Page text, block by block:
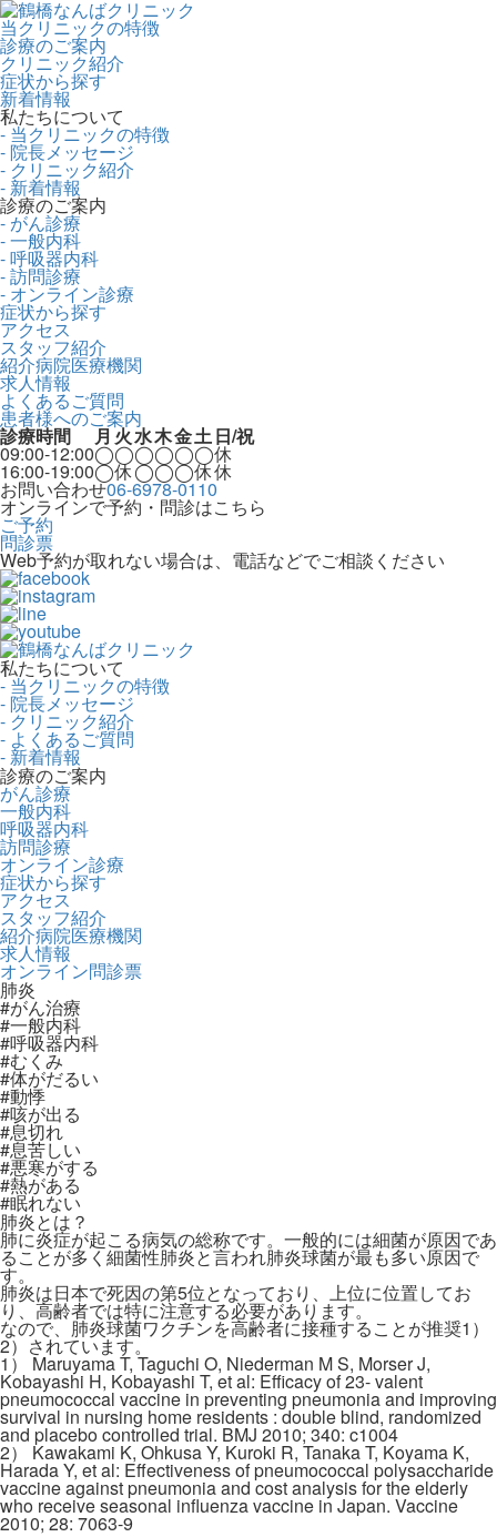
当クリニックの特徴
診療のご案内
クリニック紹介
症状から探す
新着情報
私たちについて
- 当クリニックの特徴
- 院長メッセージ
- クリニック紹介
- 新着情報
診療のご案内
- がん診療
- 一般内科
- 呼吸器内科
- 訪問診療
- オンライン診療
症状から探す
アクセス
スタッフ紹介
紹介病院医療機関
求人情報
よくあるご質問
患者様へのご案内
診療時間 月火水木金土日/祝
09:00-12:00◯◯◯◯◯◯休
16:00-19:00◯休◯◯◯休休
お問い合わせ06-6978-0110
オンラインで予約・問診はこちら
ご予約
問診票
Web予約が取れない場合は、電話などでご相談ください
私たちについて
- 当クリニックの特徴
- 院長メッセージ
- クリニック紹介
- よくあるご質問
- 新着情報
診療のご案内
がん診療
一般内科
呼吸器内科
訪問診療
オンライン診療
症状から探す
アクセス
スタッフ紹介
紹介病院医療機関
求人情報
オンライン問診票
肺炎
#がん治療
#一般内科
#呼吸器内科
#むくみ
#体がだるい
#動悸
#咳が出る
#息切れ
#息苦しい
#悪寒がする
#熱がある
#眠れない
肺炎とは？
肺に炎症が起こる病気の総称です。一般的には細菌が原因であ
ることが多く細菌性肺炎と言われ肺炎球菌が最も多い原因で
す。
肺炎は日本で死因の第5位となっており、上位に位置してお
り、高齢者では特に注意する必要があります。
なので、肺炎球菌ワクチンを高齢者に接種することが推奨1）
2）されています。
1） Maruyama T, Taguchi O, Niederman M S, Morser J,
Kobayashi H, Kobayashi T, et al: Efficacy of 23- valent
pneumococcal vaccine in preventing pneumonia and improving
survival in nursing home residents : double blind, randomized
and placebo controlled trial. BMJ 2010; 340: c1004
2） Kawakami K, Ohkusa Y, Kuroki R, Tanaka T, Koyama K,
Harada Y, et al: Effectiveness of pneumococcal polysaccharide
vaccine against pneumonia and cost analysis for the elderly
who receive seasonal influenza vaccine in Japan. Vaccine
2010; 28: 7063-9